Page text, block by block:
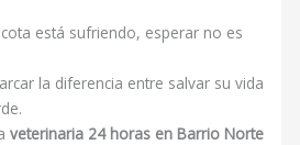
está sufriendo, esperar no es
la diferencia entre salvar su vida
veterinaria 24 horas en Barrio Norte